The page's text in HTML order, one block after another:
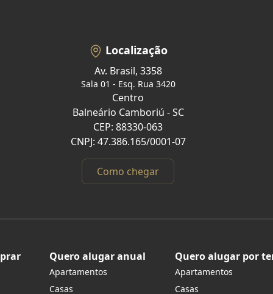
Localização
Av. Brasil, 3358
Sala 01 - Esq. Rua 3420
Centro
Balneário Camboriú - SC
CEP: 88330-063
CNPJ: 47.386.165/0001-07
Como chegar
Quero alugar anual
Apartamentos
Casas
Quero alugar por
Apartamentos
Casas